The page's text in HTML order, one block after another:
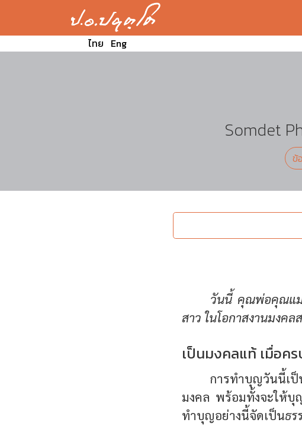
ไทย Eng
Somdet
ข้
วันนี้ คุณพ่อคุณแม่
สาว ในโอกาสงานมงคล
เป็นมงคลแท้ เมื่อค
การทำบุญวันนี้เป็
มงคล พร้อมทั้งจะให้บุ
ทำบุญอย่างนี้จัดเป็นธร